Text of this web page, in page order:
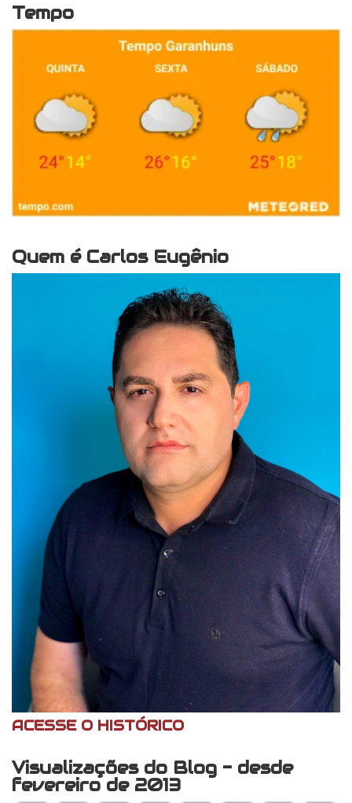
Tempo
Quem é Carlos Eugênio
ACESSE O HISTÓRICO
Visualizações do Blog - desde
fevereiro de 2013